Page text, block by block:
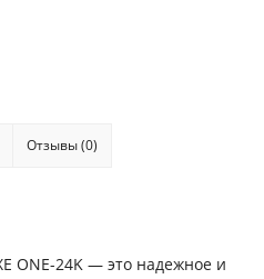
Отзывы (0)
ONE-24K — это надежное и